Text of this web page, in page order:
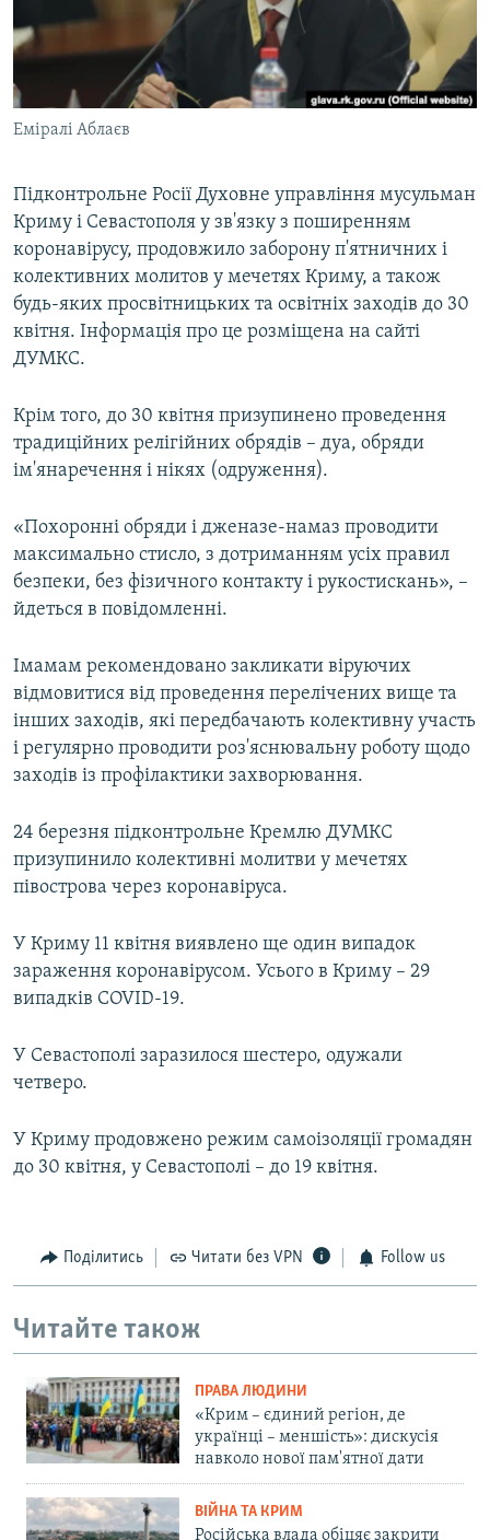
ВІДЕОУРОКИ «ELIFBE»
СВІДЧЕННЯ ОКУПАЦІЇ
УКРАЇНСЬКА ПРОБЛЕМА КРИМУ
ІНФОГРАФІКА
Русский
ДОЛУЧАЙСЯ!
Усі сайти RFE/RL
Еміралі Аблаєв
Підконтрольне Росії Духовне управління мусульман
Криму і Севастополя у зв'язку з поширенням
коронавірусу, продовжило заборону п'ятничних і
колективних молитов у мечетях Криму, а також
будь-яких просвітницьких та освітніх заходів до 30
квітня. Інформація про це розміщена на сайті
ДУМКС.
Крім того, до 30 квітня призупинено проведення
традиційних релігійних обрядів – дуа, обряди
ім'янаречення і нікях (одруження).
«Похоронні обряди і дженазе-намаз проводити
максимально стисло, з дотриманням усіх правил
безпеки, без фізичного контакту і рукостискань», –
йдеться в повідомленні.
Імамам рекомендовано закликати віруючих
відмовитися від проведення перелічених вище та
інших заходів, які передбачають колективну участь
і регулярно проводити роз'яснювальну роботу щодо
заходів із профілактики захворювання.
24 березня підконтрольне Кремлю ДУМКС
призупинило колективні молитви у мечетях
півострова через коронавіруса.
У Криму 11 квітня виявлено ще один випадок
зараження коронавірусом. Усього в Криму – 29
випадків COVID-19.
У Севастополі заразилося шестеро, одужали
четверо.
У Криму продовжено режим самоізоляції громадян
до 30 квітня, у Севастополі – до 19 квітня.
Поділитись Читати без VPN Follow us
Читайте також
ПРАВА ЛЮДИНИ
«Крим – єдиний регіон, де
українці – меншість»: дискусія
навколо нової пам'ятної дати
ВІЙНА ТА КРИМ
Російська влада обіцяє закрити